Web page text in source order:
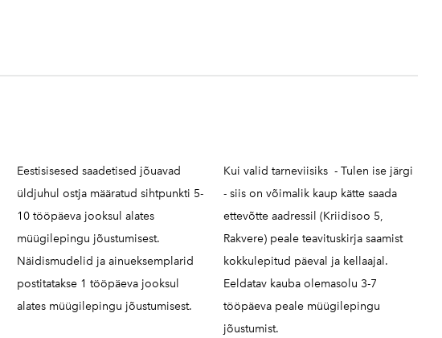
Eestisisesed saadetised jõuavad
üldjuhul ostja määratud sihtpunkti 5-
10 tööpäeva jooksul alates
müügilepingu jõustumisest.
Näidismudelid ja ainueksemplarid
postitatakse 1 tööpäeva jooksul
alates müügilepingu jõustumisest.
Kui valid tarneviisiks - Tulen ise järgi
- siis on võimalik kaup kätte saada
ettevõtte aadressil (Kriidisoo 5,
Rakvere) peale teavituskirja saamist
kokkulepitud päeval ja kellaajal.
Eeldatav kauba olemasolu 3-7
tööpäeva peale müügilepingu
jõustumist.